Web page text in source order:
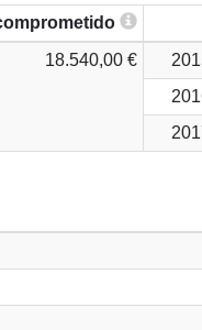
18.540,00 €